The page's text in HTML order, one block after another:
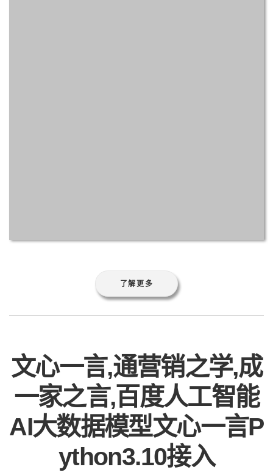
了解更多
文心一言,通营销之学,成
一家之言,百度人工智能
AI大数据模型文心一言P
ython3.10接入